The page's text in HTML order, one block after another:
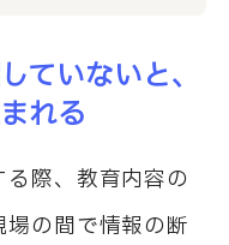
ていないと、
れる
際、教育内容の
の間で情報の断